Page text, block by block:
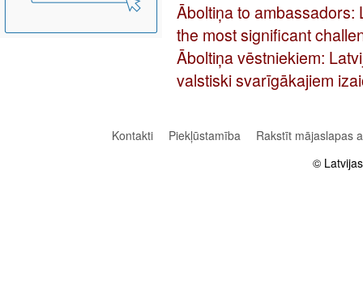
Āboltiņa to ambassadors:
the most significant
Āboltiņa vēstniekiem:
valstiski svarīgākajiem
Kontakti Piekļūstamība
Rakstīt mājaslapas
©